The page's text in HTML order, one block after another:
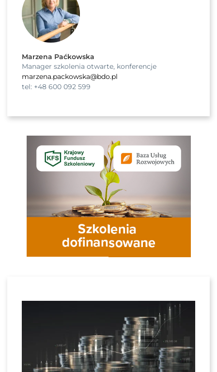
Marzena Paćkowska
Manager szkolenia otwarte, konferencje
marzena.packowska@bdo.pl
tel: +48 600 092 599